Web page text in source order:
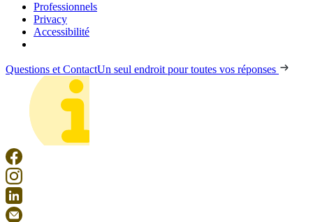
Professionnels
Privacy
Accessibilité
Questions et ContactUn seul endroit pour toutes vos réponses